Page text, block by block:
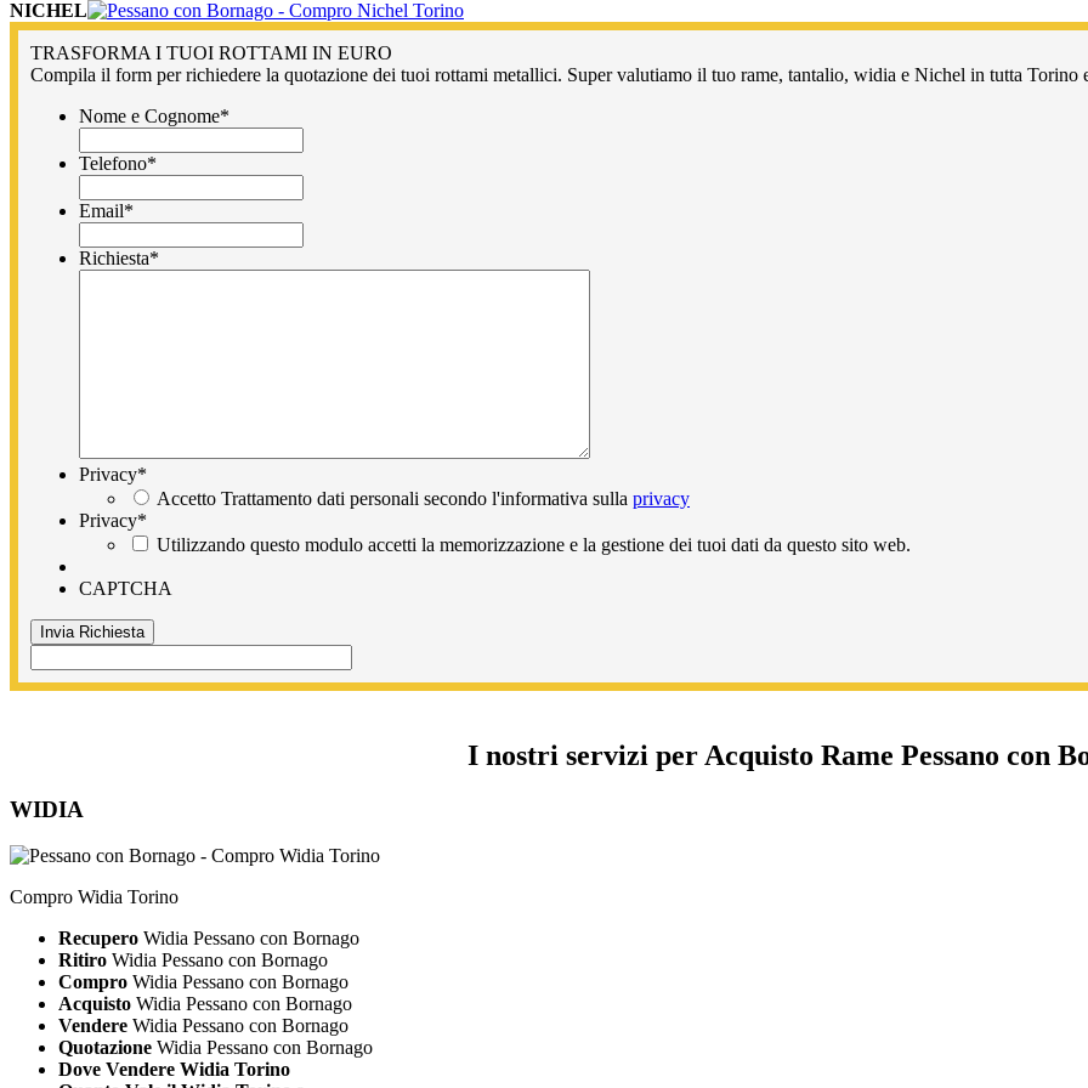
NICHEL
TRASFORMA I TUOI ROTTAMI IN EURO
Compila il form per richiedere la quotazione dei tuoi rottami metallici. Super valutiamo il tuo rame, tantalio, widia e Nichel in tutta Torino
Nome e Cognome*
Telefono*
Email*
Richiesta*
Privacy*
Accetto Trattamento dati personali secondo l'informativa sulla privacy
Privacy*
Utilizzando questo modulo accetti la memorizzazione e la gestione dei tuoi dati da questo sito web.
CAPTCHA
I nostri servizi per Acquisto Rame Pessano con
WIDIA
Compro Widia Torino
Recupero Widia Pessano con Bornago
Ritiro Widia Pessano con Bornago
Compro Widia Pessano con Bornago
Acquisto Widia Pessano con Bornago
Vendere Widia Pessano con Bornago
Quotazione Widia Pessano con Bornago
Dove Vendere Widia Torino